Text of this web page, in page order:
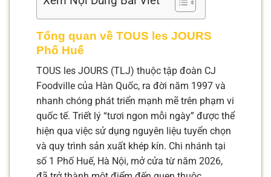
Tổng quan về TOUS les JOURS
Phố Huế
TOUS les JOURS (TLJ) thuộc tập đoàn CJ
Foodville của Hàn Quốc, ra đời năm 1997 và
nhanh chóng phát triển mạnh mẽ trên phạm vi
quốc tế. Triết lý “tươi ngon mỗi ngày” được thể
hiện qua việc sử dụng nguyên liệu tuyển chọn
và quy trình sản xuất khép kín. Chi nhánh tại
số 1 Phố Huế, Hà Nội, mở cửa từ năm 2026,